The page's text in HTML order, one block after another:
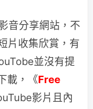
音分享網站，不
片收集欣賞，有
並沒有提
載，《Free
影片且內